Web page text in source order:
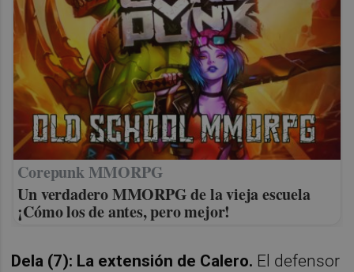
Corepunk MMORPG
Un verdadero MMORPG de la vieja escuela
¡Cómo los de antes, pero mejor!
Dela (7): La extensión de Calero. El defensor